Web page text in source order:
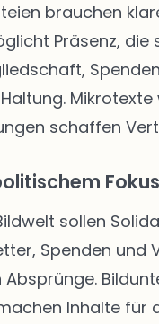
brauchen
Präsenz,
schaffen
Fokus
sollen
Spenden
Absprünge.
Inhalte